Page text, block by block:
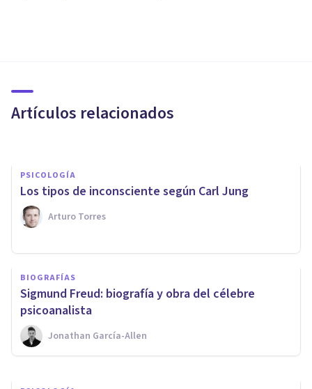
Artículos relacionados
explicada en 8 claves
PSICOLOGÍA
Los tipos de inconsciente según Carl Jung
Arturo Torres
BIOGRAFÍAS
Sigmund Freud: biografía y obra del célebre
psicoanalista
Jonathan García-Allen
​Las 110 mejores frases de
Sigmund Freud y el
Psicoanálisis
Juan Armando Corbin